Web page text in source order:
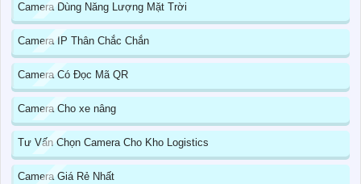
Camera Dùng Năng Lượng Mặt Trời
Camera IP Thân Chắc Chắn
Camera Có Đọc Mã QR
Camera Cho xe nâng
Tư Vấn Chọn Camera Cho Kho Logistics
Camera Giá Rẻ Nhất